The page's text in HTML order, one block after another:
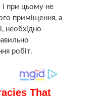
і при цьому не
приміщення, а
необхідно
робіт.